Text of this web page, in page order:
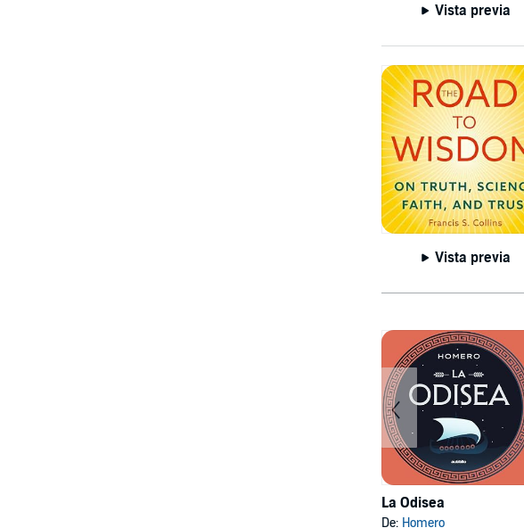
Vista previa
Vista previa
La Odisea
De: Homero